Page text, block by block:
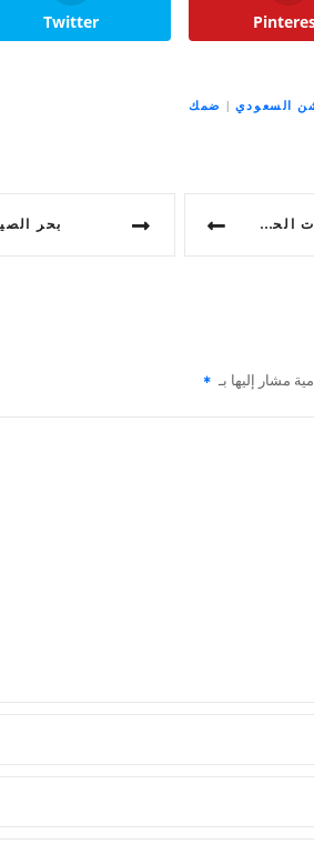
Twitter
السعودي ضمك
المزيد؟ بحر
مشار إليها بـ